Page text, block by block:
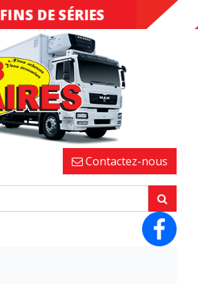
DESTOCKAGE
FINS DE SÉRIES
Contactez-nous